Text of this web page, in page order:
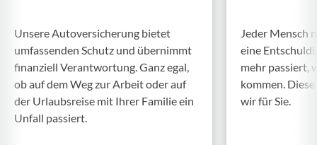
Unsere Auto­ver­si­che­rung bietet
umfas­senden Schutz und über­nimmt
finan­ziell Verant­wor­tung. Ganz egal,
ob auf dem Weg zur Arbeit oder auf
der Urlaubs­reise mit Ihrer Familie ein
Unfall passiert.
Jeder Mensch
eine
mehr passiert,
kommen.
wir für Sie.